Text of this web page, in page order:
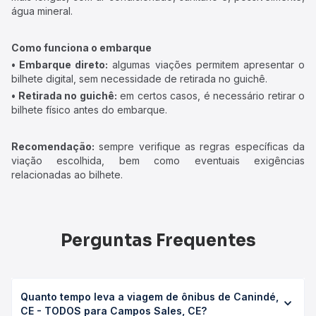
água mineral.
Como funciona o embarque
• Embarque direto: algumas viações permitem apresentar o
bilhete digital, sem necessidade de retirada no guichê.
• Retirada no guichê: em certos casos, é necessário retirar o
bilhete físico antes do embarque.
Recomendação: sempre verifique as regras específicas da
viação escolhida, bem como eventuais exigências
relacionadas ao bilhete.
Perguntas Frequentes
Quanto tempo leva a viagem de ônibus de Canindé,
CE - TODOS para Campos Sales, CE?